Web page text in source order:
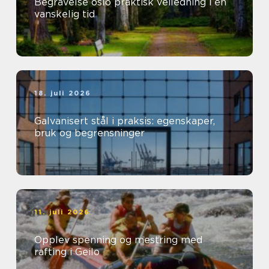
vanskelig tid
18. juli 2026
Galvanisert stål i praksis: egenskaper,
bruk og begrensninger
11. juli 2026
Opplev spenning og mestring med
rafting i Geilo